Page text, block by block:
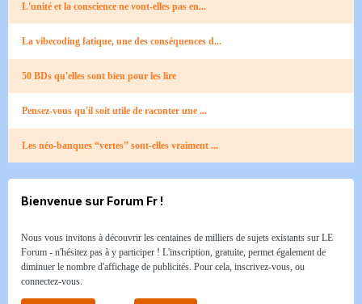
L'unité et la conscience ne vont-elles pas en...
La vibecoding fatique, une des conséquences d...
50 BDs qu'elles sont bien pour les lire
Pensez-vous qu'il soit utile de raconter une ...
Les néo-banques “vertes” sont-elles vraiment ...
Bienvenue sur Forum Fr !
Nous vous invitons à découvrir les centaines de milliers de sujets existants sur LE
Forum - n'hésitez pas à y participer ! L'inscription, gratuite, permet également de
diminuer le nombre d'affichage de publicités. Pour cela, inscrivez-vous, ou
connectez-vous.